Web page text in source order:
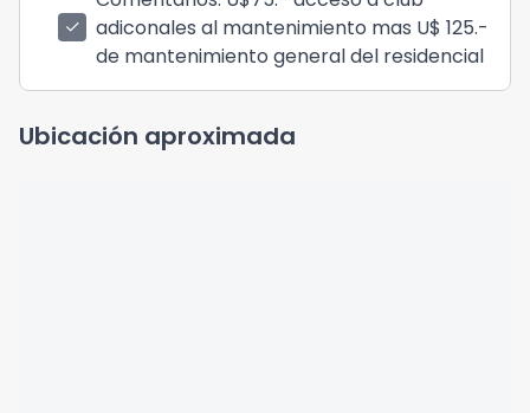
check
adiconales al mantenimiento mas U$ 125.-
de mantenimiento general del residencial
Ubicación aproximada